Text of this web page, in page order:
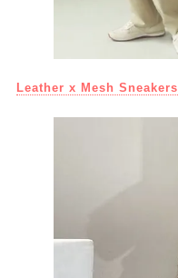
Leather x Mesh Sneakers